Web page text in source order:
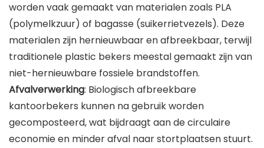
worden vaak gemaakt van materialen zoals PLA
(polymelkzuur) of bagasse (suikerrietvezels). Deze
materialen zijn hernieuwbaar en afbreekbaar, terwijl
traditionele plastic bekers meestal gemaakt zijn van
niet-hernieuwbare fossiele brandstoffen.
Afvalverwerking: Biologisch afbreekbare
kantoorbekers kunnen na gebruik worden
gecomposteerd, wat bijdraagt aan de circulaire
economie en minder afval naar stortplaatsen stuurt.